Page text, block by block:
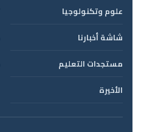
علوم وتكنولوجيا
شاشة أخبارنا
مستجدات التعليم
الأخيرة